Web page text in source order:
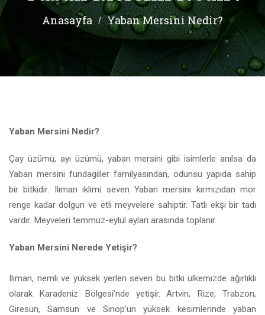
Anasayfa Yaban Mersini Nedir?
Yaban Mersini Nedir?
Çay üzümü, ayı üzümü, yaban mersini gibi isimlerle anılsa da
Yaban mersini fundagiller familyasından, odunsu yapıda sahip
bir bitkidir. Ilıman iklimi seven Yaban mersini kırmızıdan mor
renge kadar dolgun ve etli meyvelere sahiptir. Tatlı ekşi bir tadı
vardır. Meyveleri temmuz-eylül ayları arasında toplanır.
Yaban Mersini Nerede Yetişir?
Ilıman, nemli ve yüksek yerleri seven bu bitki ülkemizde ağırlıklı
olarak Karadeniz Bölgesi’nde yetişir. Artvin, Rize, Trabzon,
Giresun, Samsun ve Sinop’un yüksek kesimlerinde yaban